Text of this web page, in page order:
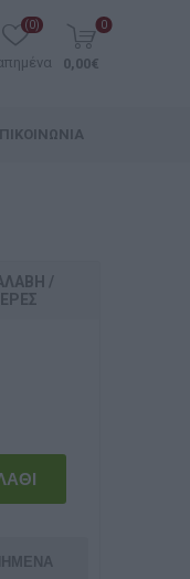
(0) 0
0,00€
/